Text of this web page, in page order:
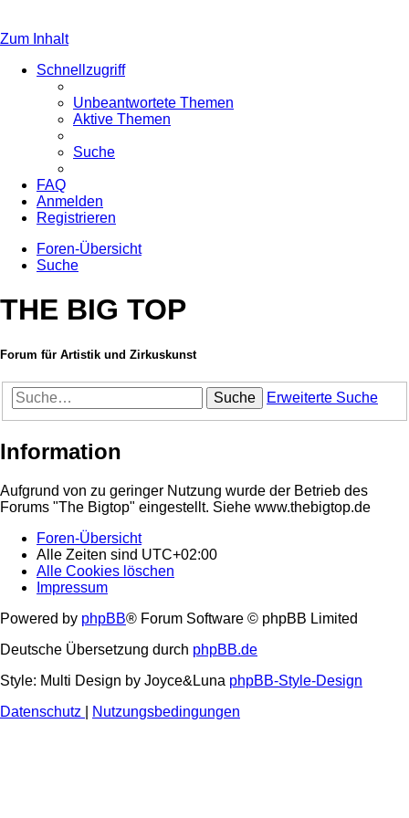
Zum Inhalt
Schnellzugriff
Unbeantwortete Themen
Aktive Themen
Suche
FAQ
Anmelden
Registrieren
Foren-Übersicht
Suche
THE BIG TOP
Forum für Artistik und Zirkuskunst
Suche Erweiterte Suche
Information
Aufgrund von zu geringer Nutzung wurde der Betrieb des
Forums "The Bigtop" eingestellt. Siehe www.thebigtop.de
Foren-Übersicht
Alle Zeiten sind UTC+02:00
Alle Cookies löschen
Impressum
Powered by phpBB® Forum Software © phpBB Limited
Deutsche Übersetzung durch phpBB.de
Style: Multi Design by Joyce&Luna phpBB-Style-Design
Datenschutz
Nutzungsbedingungen